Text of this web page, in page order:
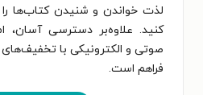
لذت خواندن و شنیدن کتاب‌ها
کنید. علاوه‌بر دسترسی آسان،
صوتی و الکترونیکی با
فراهم است.